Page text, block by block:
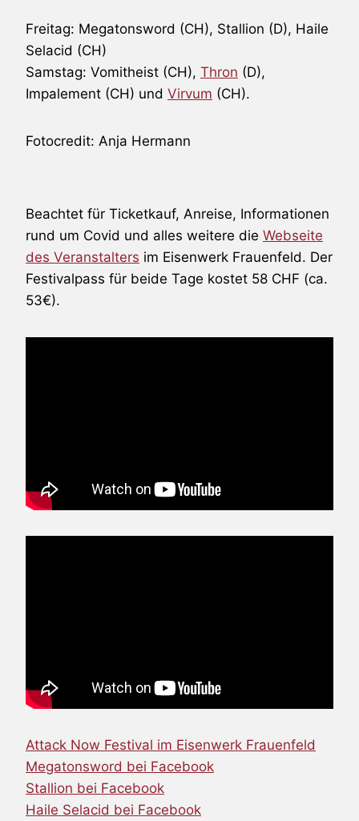
Freitag: Megatonsword (CH), Stallion (D), Haile
Selacid (CH)
Samstag: Vomitheist (CH), Thron (D),
Impalement (CH) und Virvum (CH).
Fotocredit: Anja Hermann
Beachtet für Ticketkauf, Anreise, Informationen
rund um Covid und alles weitere die Webseite
des Veranstalters im Eisenwerk Frauenfeld. Der
Festivalpass für beide Tage kostet 58 CHF (ca.
53€).
Attack Now Festival im Eisenwerk Frauenfeld
Megatonsword bei Facebook
Stallion bei Facebook
Haile Selacid bei Facebook